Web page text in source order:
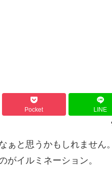
Pocket LINE
ぁと思うかもしれません。
がイルミネーション。